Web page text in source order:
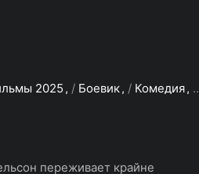
2025 / Боевик / Комедия
переживает крайне